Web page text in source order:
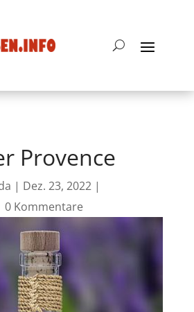
Provence
| Dez. 23, 2022|
0 Kommentare